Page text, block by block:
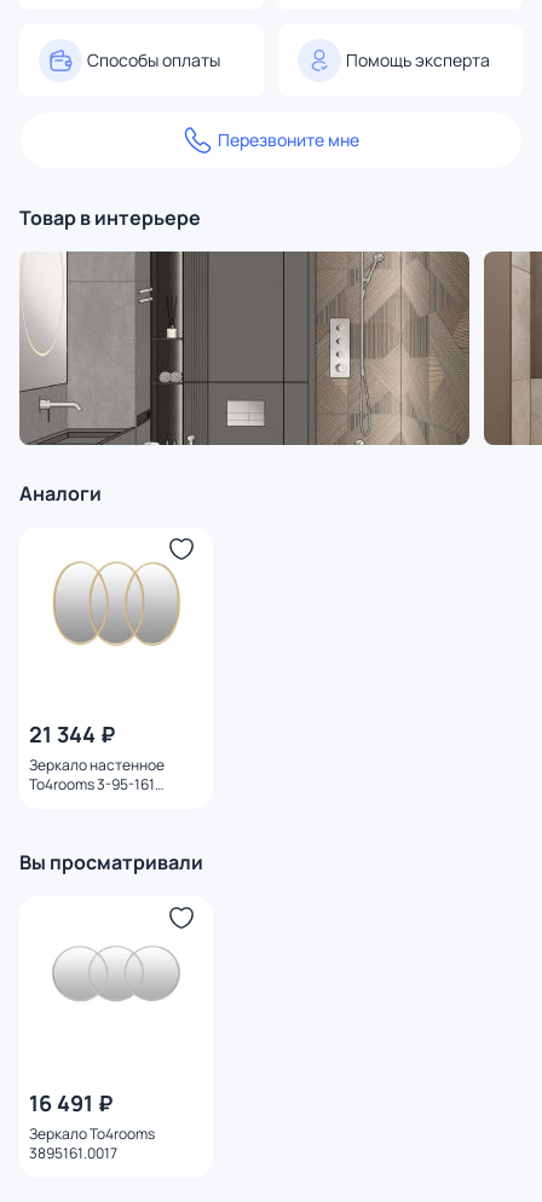
Способы оплаты Помощь эксперта
Перезвоните мне
Товар в интерьере
Аналоги
21 344 ₽
Зеркало настенное
To4rooms 3-95-161
Вы просматривали
16 491 ₽
Зеркало To4rooms
3895161.0017